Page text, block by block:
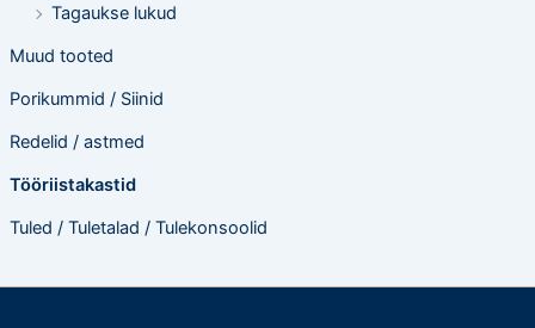
Tagaukse lukud
Muud tooted
Porikummid / Siinid
Redelid / astmed
Tööriistakastid
Tuled / Tuletalad / Tulekonsoolid